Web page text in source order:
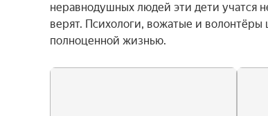
неравнодушных людей эти дети учатся
верят. Психологи, вожатые и
полноценной жизнью.